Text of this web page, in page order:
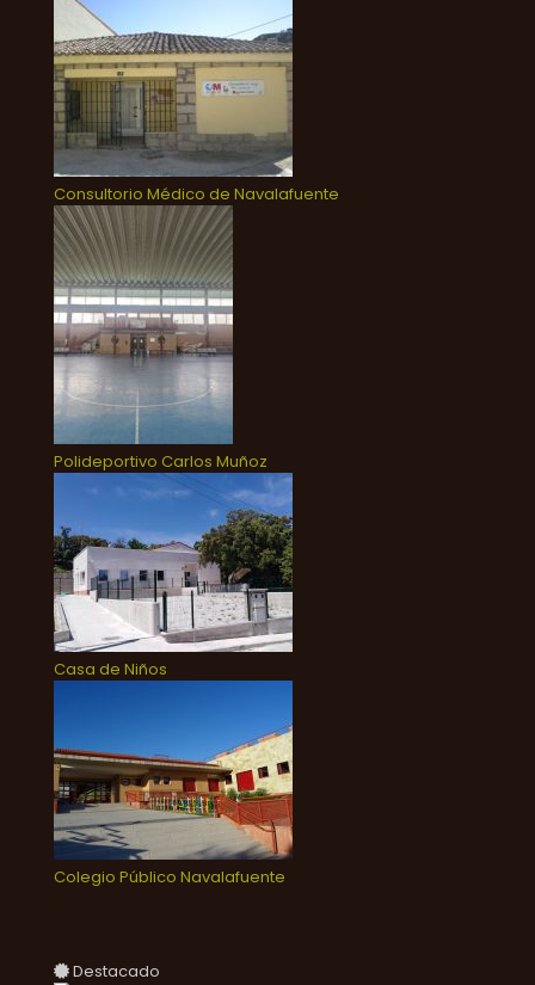
Consultorio Médico de Navalafuente
Polideportivo Carlos Muñoz
Casa de Niños
Colegio Público Navalafuente
Destacado